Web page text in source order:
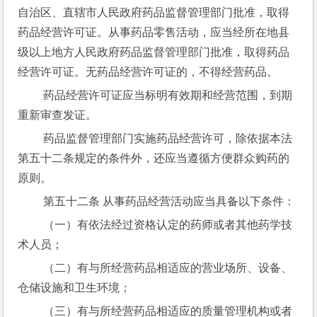
自治区、直辖市人民政府药品监督管理部门批准，取得
药品经营许可证。从事药品零售活动，应当经所在地县
级以上地方人民政府药品监督管理部门批准，取得药品
经营许可证。无药品经营许可证的，不得经营药品。
药品经营许可证应当标明有效期和经营范围，到期
重新审查发证。
药品监督管理部门实施药品经营许可，除依据本法
第五十二条规定的条件外，还应当遵循方便群众购药的
原则。
第五十二条 从事药品经营活动应当具备以下条件：
术人员；
仓储设施和卫生环境；